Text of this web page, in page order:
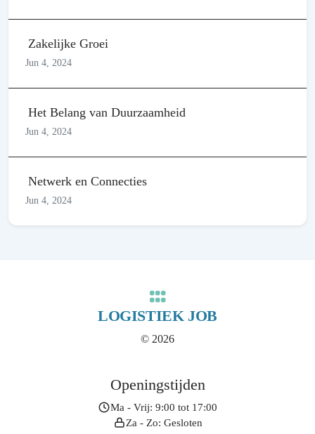
Zakelijke Groei
Jun 4, 2024
Het Belang van Duurzaamheid
Jun 4, 2024
Netwerk en Connecties
Jun 4, 2024
LOGISTIEK JOB
© 2026
Openingstijden
Ma - Vrij: 9:00 tot 17:00
Za - Zo: Gesloten